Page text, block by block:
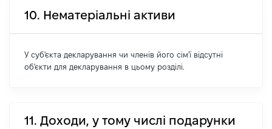
10. Нематеріальні активи
У суб'єкта декларування чи членів його сім'ї відсутні
об'єкти для декларування в цьому розділі.
11. Доходи, у тому числі подарунки